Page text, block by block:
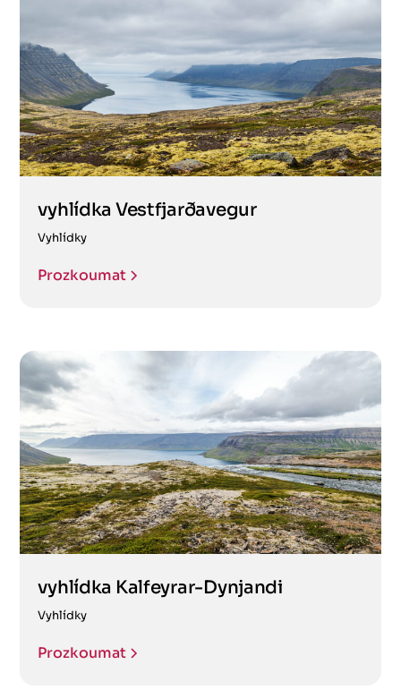
vyhlídka Vestfjarðavegur
Vyhlídky
Prozkoumat
vyhlídka Kalfeyrar-Dynjandi
Vyhlídky
Prozkoumat